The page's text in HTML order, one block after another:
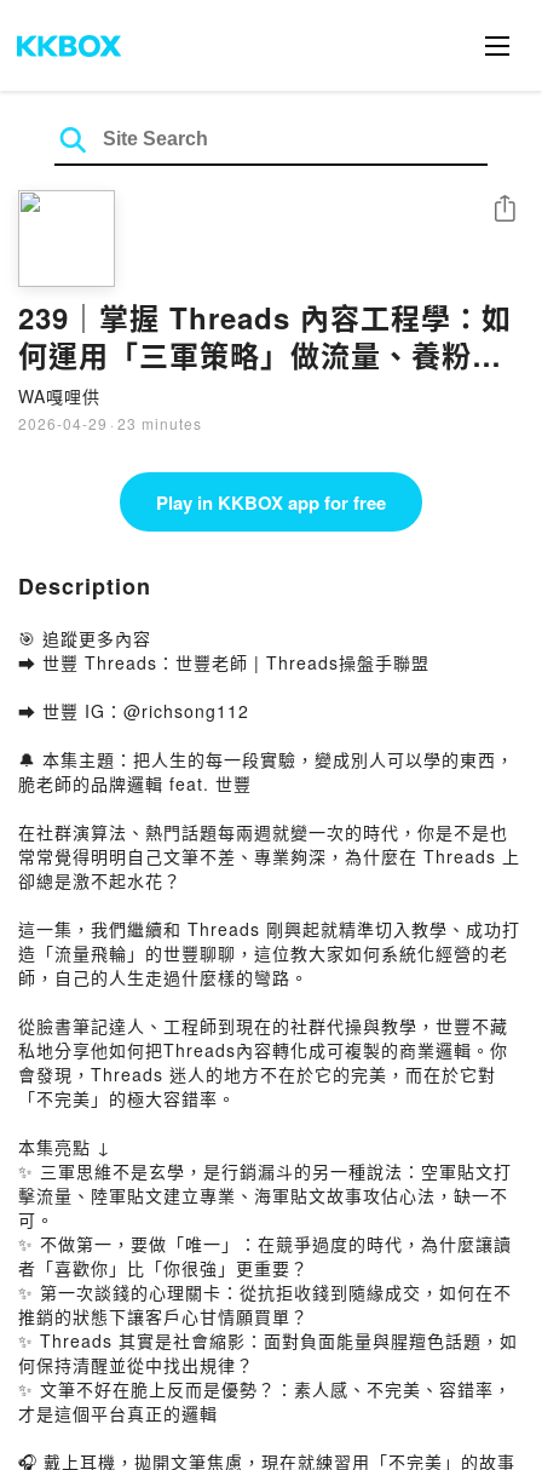
239｜掌握 Threads 內容工程學：如
何運用「三軍策略」做流量、養粉
絲、建信任？從故事架構到信任變
現，拆解系統化個人品牌的底層邏輯
feat. 世豐
WA嘎哩供
2026-04-29 · 23 minutes
Share
Play in KKBOX app for free
Description
🎯 追蹤更多內容
➡️ 世豐 Threads：世豐老師 | Threads操盤手聯盟
➡️ 世豐 IG：@richsong112
🔔 本集主題：把人生的每一段實驗，變成別人可以學的東西，
脆老師的品牌邏輯 feat. 世豐
在社群演算法、熱門話題每兩週就變一次的時代，你是不是也
常常覺得明明自己文筆不差、專業夠深，為什麼在 Threads 上
卻總是激不起水花？
這一集，我們繼續和 Threads 剛興起就精準切入教學、成功打
造「流量飛輪」的世豐聊聊，這位教大家如何系統化經營的老
師，自己的人生走過什麼樣的彎路。
從臉書筆記達人、工程師到現在的社群代操與教學，世豐不藏
私地分享他如何把Threads內容轉化成可複製的商業邏輯。你
會發現，Threads 迷人的地方不在於它的完美，而在於它對
「不完美」的極大容錯率。
本集亮點 ↓
✨ 三軍思維不是玄學，是行銷漏斗的另一種說法：空軍貼文打
擊流量、陸軍貼文建立專業、海軍貼文故事攻佔心法，缺一不
可。
✨ 不做第一，要做「唯一」：在競爭過度的時代，為什麼讓讀
者「喜歡你」比「你很強」更重要？
✨ 第一次談錢的心理關卡：從抗拒收錢到隨緣成交，如何在不
推銷的狀態下讓客戶心甘情願買單？
✨ Threads 其實是社會縮影：面對負面能量與腥羶色話題，如
何保持清醒並從中找出規律？
✨ 文筆不好在脆上反而是優勢？：素人感、不完美、容錯率，
才是這個平台真正的邏輯
🎧 戴上耳機，拋開文筆焦慮，現在就練習用「不完美」的故事